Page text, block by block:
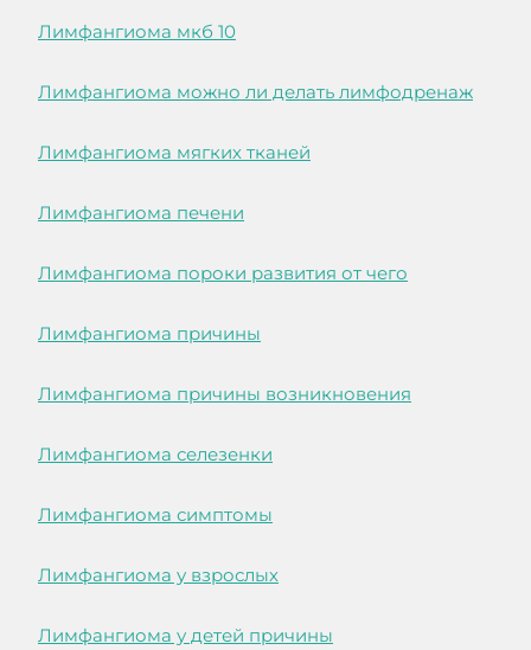
Лимфангиома мкб 10
Лимфангиома можно ли делать лимфодренаж
Лимфангиома мягких тканей
Лимфангиома печени
Лимфангиома пороки развития от чего
Лимфангиома причины
Лимфангиома причины возникновения
Лимфангиома селезенки
Лимфангиома симптомы
Лимфангиома у взрослых
Лимфангиома у детей причины